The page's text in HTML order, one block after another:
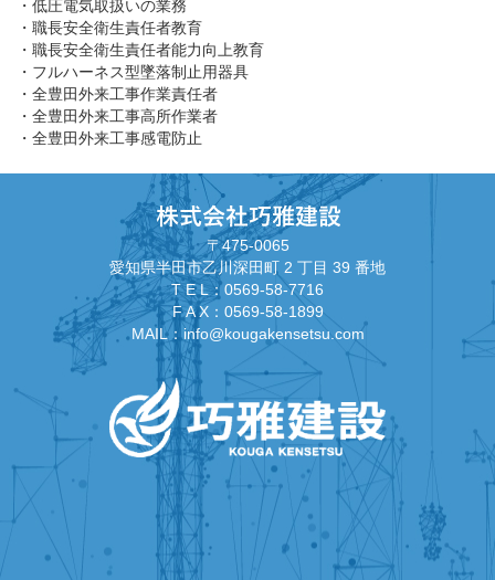
・低圧電気取扱いの業務
・職長安全衛生責任者教育
・職長安全衛生責任者能力向上教育
・フルハーネス型墜落制止用器具
・全豊田外来工事作業責任者
・全豊田外来工事高所作業者
・全豊田外来工事感電防止
〒475-0065
愛知県半田市乙川深田町 2 丁目 39 番地
T E L：0569-58-7716
F A X：0569-58-1899
MAIL：info@kougakensetsu.com